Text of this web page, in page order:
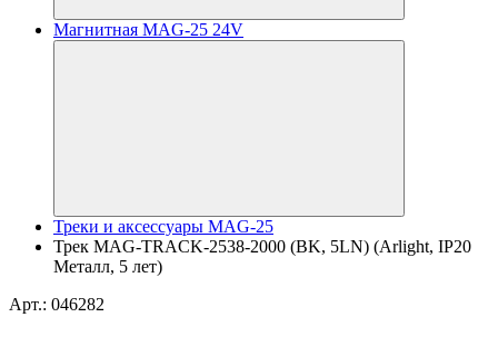
Магнитная MAG-25 24V
Треки и аксессуары MAG-25
Трек MAG-TRACK-2538-2000 (BK, 5LN) (Arlight, IP20
Металл, 5 лет)
Арт.: 046282